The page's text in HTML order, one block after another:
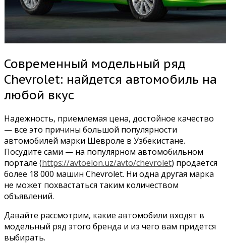
Современный модельный ряд
Chevrolet: найдется автомобиль на
любой вкус
Надежность, приемлемая цена, достойное качество
— все это причины большой популярности
автомобилей марки Шевроле в Узбекистане.
Посудите сами — на популярном автомобильном
портале (https://avtoelon.uz/avto/chevrolet) продается
более 18 000 машин Chevrolet. Ни одна другая марка
не может похвастаться таким количеством
объявлений.
Давайте рассмотрим, какие автомобили входят в
модельный ряд этого бренда и из чего вам придется
выбирать.